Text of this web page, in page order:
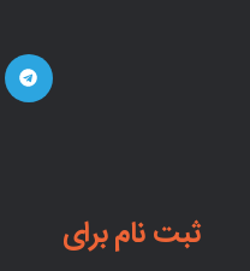
ثبت نام برای